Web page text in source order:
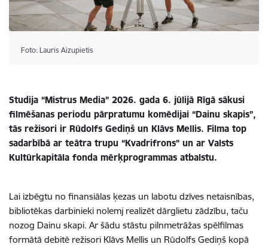
Foto: Lauris Aizupietis
Studija “Mistrus Media” 2026. gada 6. jūlijā Rīgā sākusi
filmēšanas periodu pārpratumu komēdijai “Dainu skapis”,
tās režisori ir Rūdolfs Gediņš un Klāvs Mellis. Filma top
sadarbībā ar teātra trupu “Kvadrifrons” un ar Valsts
Kultūrkapitāla fonda mērķprogrammas atbalstu.
Lai izbēgtu no finansiālas ķezas un labotu dzīves netaisnības,
bibliotēkas darbinieki nolemj realizēt dārglietu zādzību, taču
nozog Dainu skapi. Ar šādu stāstu pilnmetrāžas spēlfilmas
formātā debitē režisori Klāvs Mellis un Rūdolfs Gediņš kopā